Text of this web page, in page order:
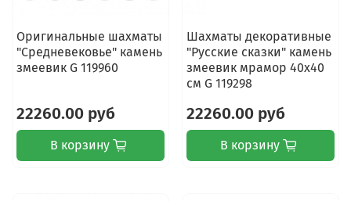
Оригинальные шахматы
"Средневековье" камень
змеевик G 119960
22260.00 руб
В корзину
Шахматы декоративные
"Русские сказки" камень
змеевик мрамор 40х40
см G 119298
22260.00 руб
В корзину